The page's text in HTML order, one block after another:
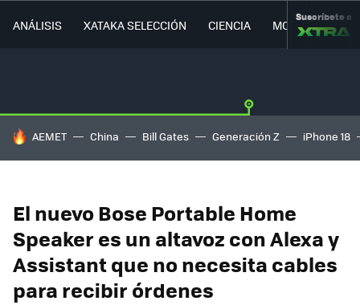
ANÁLISIS XATAKA SELECCIÓN CIENCIA MOVILIDAD
Suscríbete a
HOY SE HABLA DE
AEMET China Bill Gates Generación Z iPhone 18
El nuevo Bose Portable Home
Speaker es un altavoz con Alexa y
Assistant que no necesita cables
para recibir órdenes